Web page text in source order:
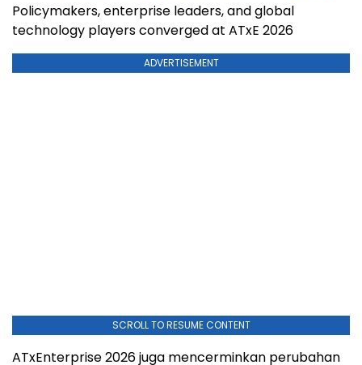
Policymakers, enterprise leaders, and global
technology players converged at ATxE 2026
ADVERTISEMENT
SCROLL TO RESUME CONTENT
ATxEnterprise 2026 juga mencerminkan perubahan